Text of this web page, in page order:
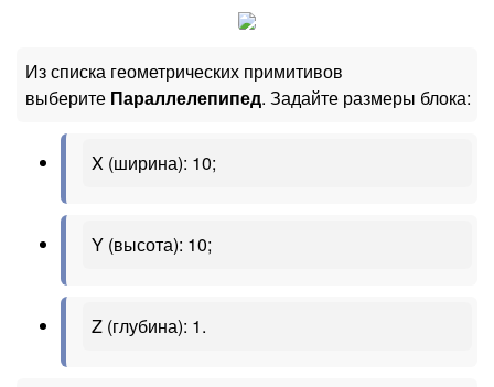
Из списка геометрических примитивов
выберите Параллелепипед. Задайте размеры блока:
X (ширина): 10;
Y (высота): 10;
Z (глубина): 1.